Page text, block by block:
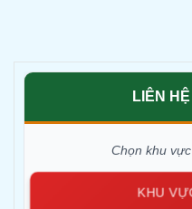
LIÊN
Chọn khu
KHU